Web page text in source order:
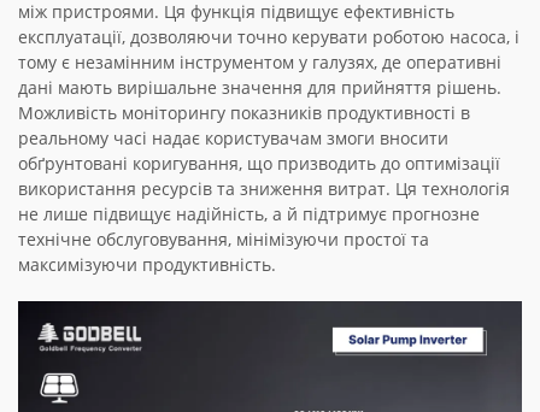
між пристроями. Ця функція підвищує ефективність
експлуатації, дозволяючи точно керувати роботою насоса, і
тому є незамінним інструментом у галузях, де оперативні
дані мають вирішальне значення для прийняття рішень.
Можливість моніторингу показників продуктивності в
реальному часі надає користувачам змоги вносити
обґрунтовані коригування, що призводить до оптимізації
використання ресурсів та зниження витрат. Ця технологія
не лише підвищує надійність, а й підтримує прогнозне
технічне обслуговування, мінімізуючи простої та
максимізуючи продуктивність.